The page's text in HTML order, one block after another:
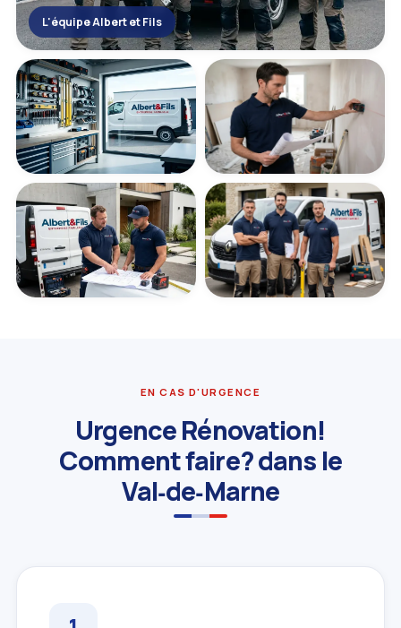
L'équipe Albert et Fils
EN CAS D'URGENCE
Urgence Rénovation!
Comment faire? dans le
Val‑de‑Marne